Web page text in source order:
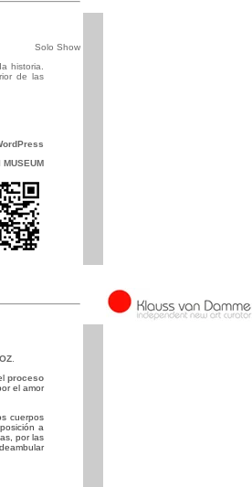
Solo Show
historia.
de las
MUSEUM
proceso
el amor
cuerpos
a
por las